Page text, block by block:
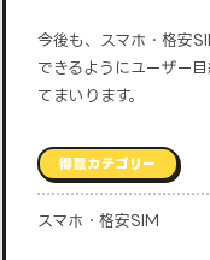
今後も、スマホ・格安
できるようにユーザー
てまいります。
得意カテゴリー
スマホ・格安SIM